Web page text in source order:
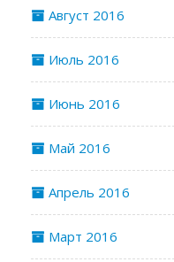
Август 2016
Июль 2016
Июнь 2016
Май 2016
Апрель 2016
Март 2016